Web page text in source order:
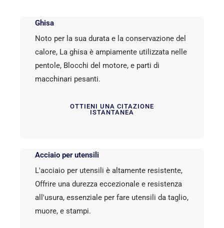
Ghisa
Noto per la sua durata e la conservazione del
calore, La ghisa è ampiamente utilizzata nelle
pentole, Blocchi del motore, e parti di
macchinari pesanti.
OTTIENI UNA CITAZIONE
ISTANTANEA
Acciaio per utensili
L'acciaio per utensili è altamente resistente,
Offrire una durezza eccezionale e resistenza
all'usura, essenziale per fare utensili da taglio,
muore, e stampi.